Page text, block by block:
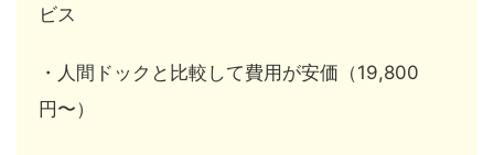
ビス
・人間ドックと比較して費用が安価（19,800
円〜）